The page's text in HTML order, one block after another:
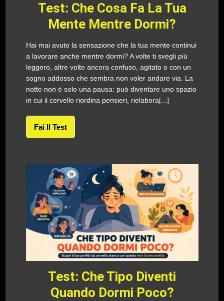
Test: Che Cosa Fa La Tua
Mente Mentre Dormi?
Hai mai avuto la sensazione che la tua mente continui
a lavorare anche mentre dormi? A volte ti svegli più
leggero, altre volte ancora confuso, agitato o con un
sogno addosso che sembra non voler andare via. La
notte non è solo una pausa: può diventare uno spazio
in cui il cervello riordina pensieri, rielabora[...]
Fai Il Test
Test: Che Tipo Diventi
Quando Dormi Poco?